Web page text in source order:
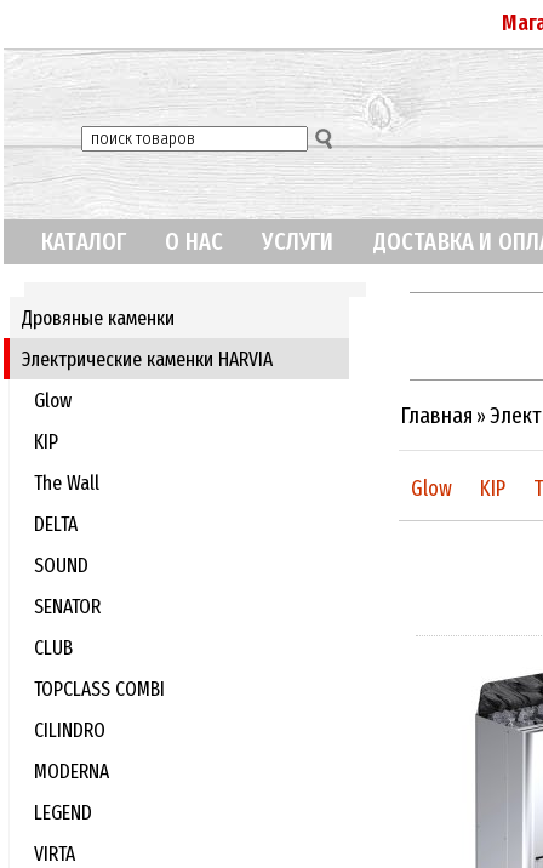
КАТАЛОГ О НАС УСЛУГИ ДОСТАВКА И
Дровяные каменки
Электрические каменки HARVIA
Glow
KIP
The Wall
DELTA
SOUND
SENATOR
CLUB
TOPCLASS COMBI
CILINDRO
MODERNA
LEGEND
VIRTA
Главная »
Glow KIP